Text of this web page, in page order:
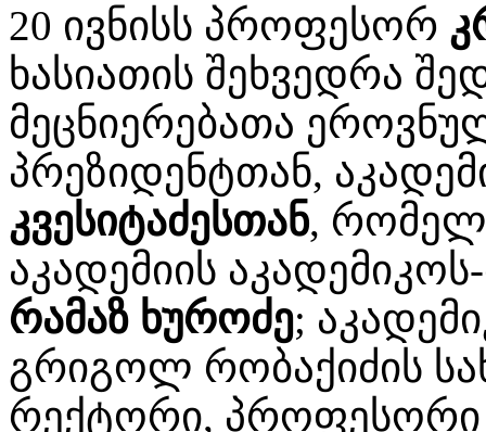
20 ივნისს პროფესორ
ხასიათის შეხვედრა
მეცნიერებათა
პრეზიდენტთან,
კვესიტაძესთან,
აკადემიის
რამაზ ხუროძე;
გრიგოლ რობაქიძის
რექტორი,